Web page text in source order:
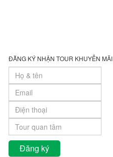
ĐĂNG KÝ NHẬN TOUR KHUYỄN MÃI